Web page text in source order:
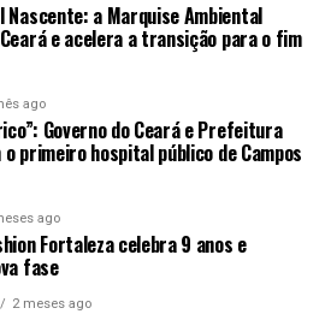
Nascente: a Marquise Ambiental
e acelera a transição para o fim
ago
Governo do Ceará e Prefeitura
primeiro hospital público de Campos
ago
Fortaleza celebra 9 anos e
fase
2 meses ago